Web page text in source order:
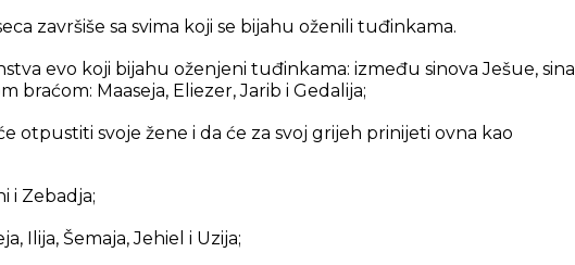
završiše sa svima koji se bijahu oženili tuđinkama.
evo koji bijahu oženjeni tuđinkama: između sinova Ješue, sina
braćom: Maaseja, Eliezer, Jarib i Gedalija;
otpustiti svoje žene i da će za svoj grijeh prinijeti ovna kao
i Zebadja;
Ilija, Šemaja, Jehiel i Uzija;